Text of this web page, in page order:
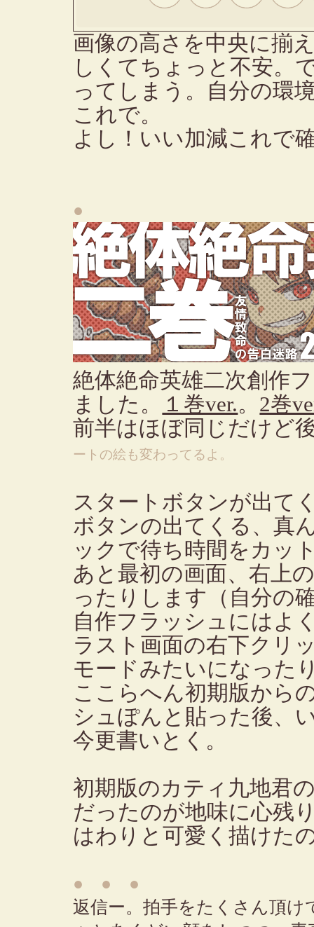
画像の高さを中央に揃
しくてちょっと不安。
ってしまう。自分の環
これで。
よし！いい加減これで
●
絶体絶命英雄二次創作
ました。
１巻ver.。 2巻
前半はほぼ同じだけど
ートの絵も変わってるよ。
スタートボタンが出て
ボタンの出てくる、真
ックで待ち時間をカッ
あと最初の画面、右上
ったりします（自分の
自作フラッシュにはよ
ラスト画面の右下クリ
モードみたいになった
ここらへん初期版から
シュぽんと貼った後、
今更書いとく。
初期版のカティ九地君
だったのが地味に心残
はわりと可愛く描けた
● ● ●
返信ー。拍手をたくさん頂